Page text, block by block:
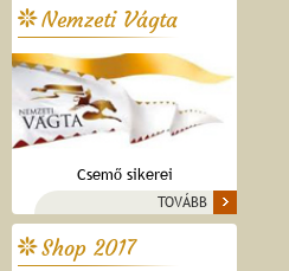
Nemzeti Vágta
Csemő sikerei
TOVÁBB
Shop 2017